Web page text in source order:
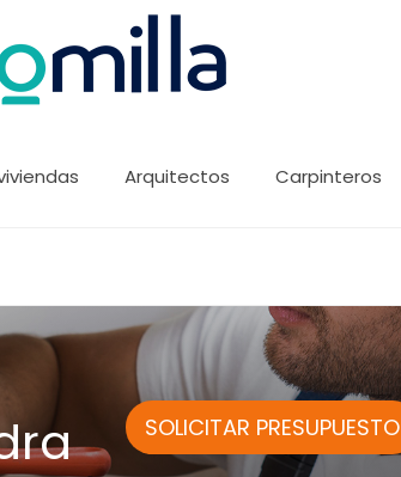
Arquitectos Carpinteros
SOLICITAR PRESUPUESTO